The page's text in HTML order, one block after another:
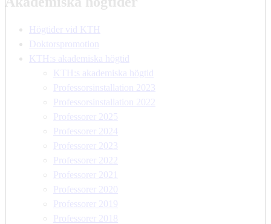
Högtider vid KTH
Doktorspromotion
KTH:s akademiska högtid
KTH:s akademiska högtid
Professorsinstallation 2023
Professorsinstallation 2022
Professorer 2025
Professorer 2024
Professorer 2023
Professorer 2022
Professorer 2021
Professorer 2020
Professorer 2019
Professorer 2018